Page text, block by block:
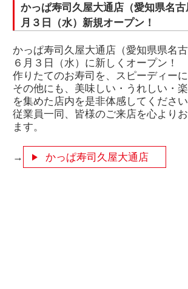
かっぱ寿司久屋大通店（愛知県名古
月３日（水）新規オープン！
かっぱ寿司久屋大通店（愛知県県名
６月３日（水）に新しくオープン！
作りたてのお寿司を、スピーディーに
その他にも、美味しい・うれしい・
を集めた店内を是非体感してください
従業員一同、皆様のご来店を心より
ます。
→ かっぱ寿司久屋大通店